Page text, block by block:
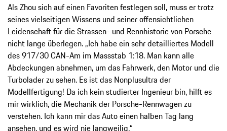
Als Zhou sich auf einen Favoriten festlegen soll, muss er trotz
seines vielseitigen Wissens und seiner offensichtlichen
Leidenschaft für die Strassen- und Rennhistorie von Porsche
nicht lange überlegen. „Ich habe ein sehr detailliertes Modell
des 917/30 CAN-Am im Massstab 1:18. Man kann alle
Abdeckungen abnehmen, um das Fahrwerk, den Motor und die
Turbolader zu sehen. Es ist das Nonplusultra der
Modellfertigung! Da ich kein studierter Ingenieur bin, hilft es
mir wirklich, die Mechanik der Porsche-Rennwagen zu
verstehen. Ich kann mir das Auto einen halben Tag lang
ansehen, und es wird nie langweilig.“